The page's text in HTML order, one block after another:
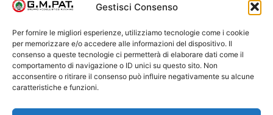
Gestisci Consenso
Per fornire le migliori esperienze, utilizziamo tecnologie come i cookie
per memorizzare e/o accedere alle informazioni del dispositivo. Il
consenso a queste tecnologie ci permetterà di elaborare dati come il
comportamento di navigazione o ID unici su questo sito. Non
acconsentire o ritirare il consenso può influire negativamente su alcune
caratteristiche e funzioni.
l’intento di creare a Padova un punto di aggregazione e di
riferimento per l’hobby del modellismo statico. Tra i Soci
“fondatori” ci sono Franco Callegari e Gianni Besenzon.
Seguici Su